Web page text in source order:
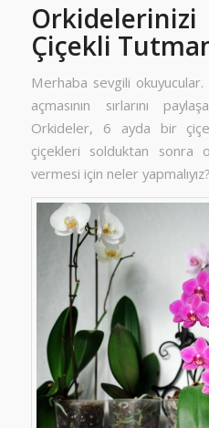
Çiçekli
Merhaba sevgili
açmasının sırlarını
Orkideler, 6 ayda bir
çiçekleri solduktan sonra
vermesi için neler yapmalıyız?